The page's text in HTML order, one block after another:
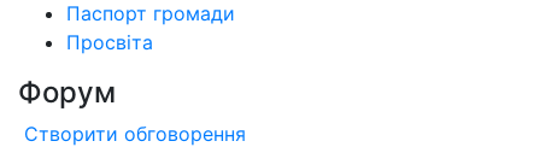
Паспорт громади
Просвіта
Форум
Створити обговорення